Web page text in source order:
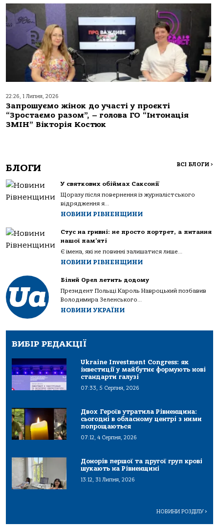
22:26, 1 Липня, 2026
Запрошуємо жінок до участі у проєкті
“Зростаємо разом”, – голова ГО “Інтонація
ЗМІН” Вікторія Костюк
БЛОГИ ВСІ БЛОГИ >
У святкових обіймах Саксонії
Щоразу після повернення із журналістського
відрядження я...
НОВИНИ РІВНЕНЩИНИ
Стус на гривні: не просто портрет, а питання
нашої пам’яті
Є імена, які не повинні залишатися лише...
НОВИНИ РІВНЕНЩИНИ
Білий Орел летить додому
Президент Польщі Кароль Навроцький позбавив
Володимира Зеленського...
НОВИНИ УКРАЇНИ
ВИБІР РЕДАКЦІЇ
Ukraine Investment Congress: як
інвестиції у майбутнє формують нові
стандарти галузі
07:33, 5 Серпня, 2026
Двох Героїв утратила Рівненщина:
сьогодні в обласному центрі з ними
попрощаються
07:12, 4 Серпня, 2026
Донорів першої та другої груп крові
шукають на Рівненщині
13:12, 31 Липня, 2026
НОВИНИ РОЗДІЛУ>